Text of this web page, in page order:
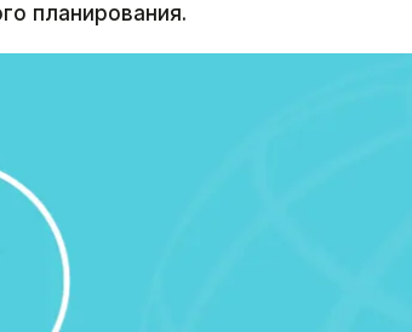
планирования.